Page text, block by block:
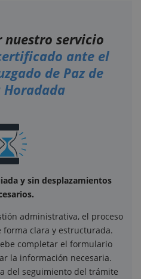
nuestro servicio
ante el
de Paz de
y sin desplazamientos
administrativa, el proceso
clara y estructurada.
completar el formulario
la información necesaria.
del seguimiento del trámite